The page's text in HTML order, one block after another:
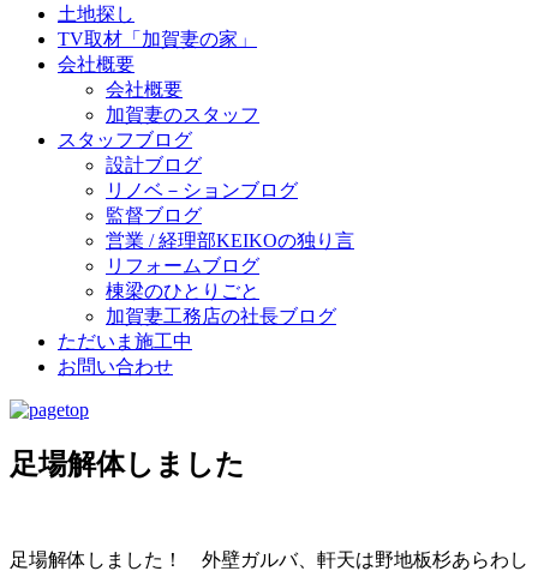
土地探し
TV取材「加賀妻の家」
会社概要
会社概要
加賀妻のスタッフ
スタッフブログ
設計ブログ
リノベ－ションブログ
監督ブログ
営業 / 経理部KEIKOの独り言
リフォームブログ
棟梁のひとりごと
加賀妻工務店の社長ブログ
ただいま施工中
お問い合わせ
足場解体しました
足場解体しました！ 外壁ガルバ、軒天は野地板杉あらわし